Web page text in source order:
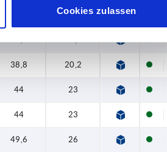
Cookies zulassen
26
38,8 20,2
44 23
44 23
49,6 26